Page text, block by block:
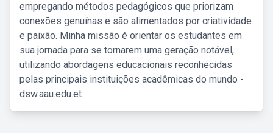
empregando métodos pedagógicos que priorizam
conexões genuínas e são alimentados por criatividade
e paixão. Minha missão é orientar os estudantes em
sua jornada para se tornarem uma geração notável,
utilizando abordagens educacionais reconhecidas
pelas principais instituições acadêmicas do mundo -
dsw.aau.edu.et.